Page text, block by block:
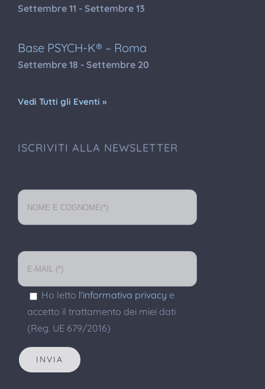
Settembre 11 - Settembre 13
Base PSYCH-K® – Roma
Settembre 18 - Settembre 20
Vedi Tutti gli Eventi »
ISCRIVITI ALLA NEWSLETTER
Ho letto l'informativa privacy e
accetto il trattamento dei miei dati
(Reg. UE 679/2016)